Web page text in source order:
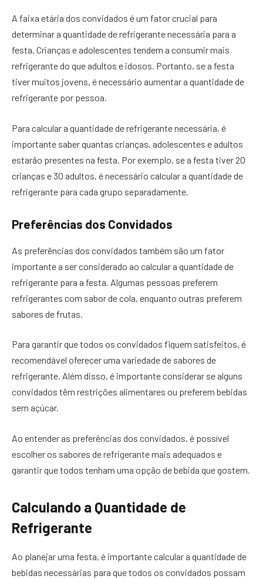
A faixa etária dos convidados é um fator crucial para
determinar a quantidade de refrigerante necessária para a
festa. Crianças e adolescentes tendem a consumir mais
refrigerante do que adultos e idosos. Portanto, se a festa
tiver muitos jovens, é necessário aumentar a quantidade de
refrigerante por pessoa.
Para calcular a quantidade de refrigerante necessária, é
importante saber quantas crianças, adolescentes e adultos
estarão presentes na festa. Por exemplo, se a festa tiver 20
crianças e 30 adultos, é necessário calcular a quantidade de
refrigerante para cada grupo separadamente.
Preferências dos Convidados
As preferências dos convidados também são um fator
importante a ser considerado ao calcular a quantidade de
refrigerante para a festa. Algumas pessoas preferem
refrigerantes com sabor de cola, enquanto outras preferem
sabores de frutas.
Para garantir que todos os convidados fiquem satisfeitos, é
recomendável oferecer uma variedade de sabores de
refrigerante. Além disso, é importante considerar se alguns
convidados têm restrições alimentares ou preferem bebidas
sem açúcar.
Ao entender as preferências dos convidados, é possível
escolher os sabores de refrigerante mais adequados e
garantir que todos tenham uma opção de bebida que gostem.
Calculando a Quantidade de
Refrigerante
Ao planejar uma festa, é importante calcular a quantidade de
bebidas necessárias para que todos os convidados possam